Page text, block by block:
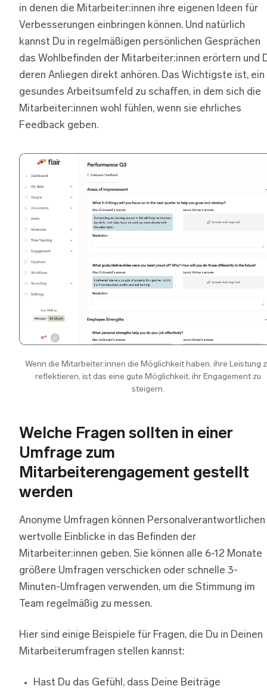
in denen die Mitarbeiter:innen ihre eigenen Ideen für
Verbesserungen einbringen können. Und natürlich
kannst Du in regelmäßigen persönlichen Gesprächen
das Wohlbefinden der Mitarbeiter:innen erörtern und
deren Anliegen direkt anhören. Das Wichtigste ist, ein
gesundes Arbeitsumfeld zu schaffen, in dem sich die
Mitarbeiter:innen wohl fühlen, wenn sie ehrliches
Feedback geben.
Wenn die Mitarbeiter:innen die Möglichkeit haben, ihre Leistung
reflektieren, ist das eine gute Möglichkeit, ihr Engagement zu
steigern.
Welche Fragen sollten in einer
Umfrage zum
Mitarbeiterengagement gestellt
werden
Anonyme Umfragen können Personalverantwortlichen
wertvolle Einblicke in das Befinden der
Mitarbeiter:innen geben. Sie können alle 6-12 Monate
größere Umfragen verschicken oder schnelle 3-
Minuten-Umfragen verwenden, um die Stimmung im
Team regelmäßig zu messen.
Hier sind einige Beispiele für Fragen, die Du in Deinen
Mitarbeiterumfragen stellen kannst:
Hast Du das Gefühl, dass Deine Beiträge